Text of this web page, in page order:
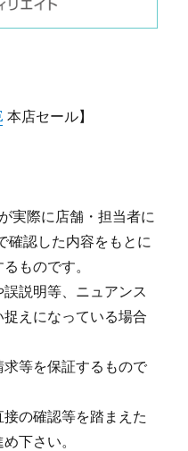
本店セール】
実際に店舗・担当者に
確認した内容をもとに
ものです。
説明等、ニュアンス
えになっている場合
等を保証するもので
の確認等を踏まえた
下さい。